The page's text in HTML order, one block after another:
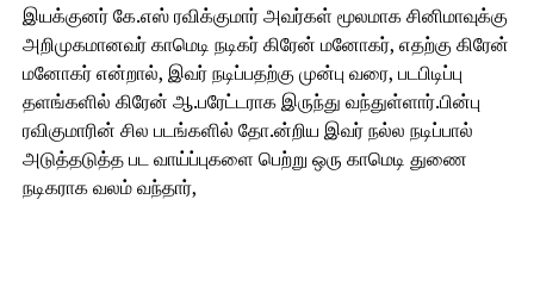
இயக்குனர் கே.எஸ் ரவிக்குமார் அவர்கள் மூலமாக சினிமாவுக்கு
அறிமுகமானவர் காமெடி நடிகர் கிரேன் மனோகர், எதற்கு கிரேன்
மனோகர் என்றால், இவர் நடிப்பதற்கு முன்பு வரை, படபிடிப்பு
தளங்களில் கிரேன் ஆ.பரேட்டராக இருந்து வந்துள்ளார்.பின்பு
ரவிகுமாரின் சில படங்களில் தோ.ன்றிய இவர் நல்ல நடிப்பால்
அடுத்தடுத்த பட வாய்ப்புகளை பெற்று ஒரு காமெடி துணை
நடிகராக வலம் வந்தார்,